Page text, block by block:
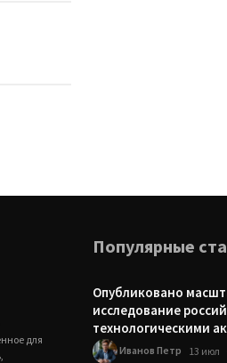
для
Популярные
Опубликовано
исследование
технологическими
Иванов Петр 13 июл